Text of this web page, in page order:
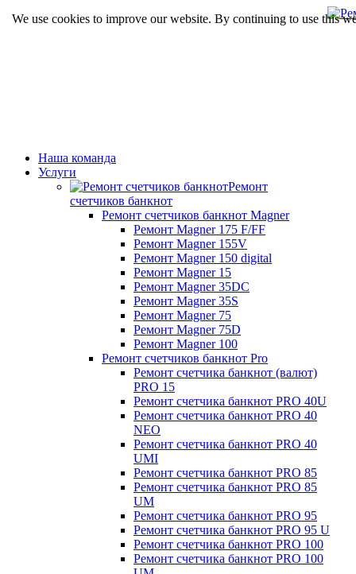
Наша команда
Услуги
Ремонт
счетчиков банкнот
Ремонт счетчиков банкнот Magner
Ремонт Magner 175 F/FF
Ремонт Magner 155V
Ремонт Magner 150 digital
Ремонт Magner 15
Ремонт Magner 35DC
Ремонт Magner 35S
Ремонт Magner 75
Ремонт Magner 75D
Ремонт Magner 100
Ремонт счетчиков банкнот Pro
Ремонт счетчика банкнот (валют)
PRO 15
Ремонт счетчика банкнот PRO 40U
Ремонт счетчика банкнот PRO 40
NEO
Ремонт счетчика банкнот PRO 40
UMI
Ремонт счетчика банкнот PRO 85
Ремонт счетчика банкнот PRO 85
UM
Ремонт счетчика банкнот PRO 95
Ремонт счетчика банкнот PRO 95 U
Ремонт счетчика банкнот PRO 100
Ремонт счетчика банкнот PRO 100
We use cookies to improve our website. By continuing to use this